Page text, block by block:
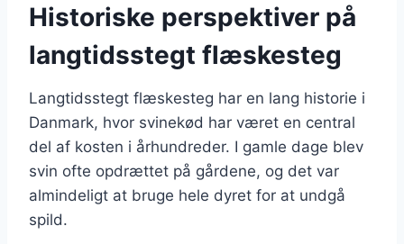
Historiske perspektiver på
langtidsstegt flæskesteg
Langtidsstegt flæskesteg har en lang historie i
Danmark, hvor svinekød har været en central
del af kosten i århundreder. I gamle dage blev
svin ofte opdrættet på gårdene, og det var
almindeligt at bruge hele dyret for at undgå
spild.